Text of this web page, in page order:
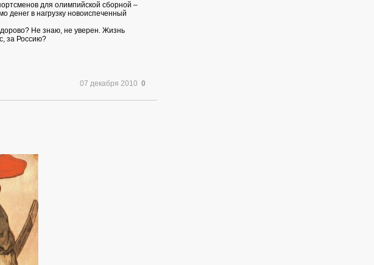
для олимпийской сборной –
денег в нагрузку новоиспеченный
Не знаю, не уверен. Жизнь
за Россию?
07 декабря 2010 0